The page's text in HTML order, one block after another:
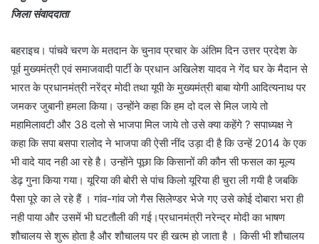
जिला संवाददाता
बहराइच। पांचवे चरण के मतदान के चुनाव प्रचार के अंतिम दिन उत्तर प्रदेश के
पूर्व मुख्यमंत्री एवं समाजवादी पार्टी के प्रधान अखिलेश यादव ने गेंद घर के मैदान से
भारत के प्रधानमंत्री नरेंद्र मोदी तथा यूपी के मुख्यमंत्री बाबा योगी आदित्यनाथ पर
जमकर जुबानी हमला किया। उन्होंने कहा कि हम दो दल से मिल जाये तो
महामिलावटी और 38 दलो से भाजपा मिल जाये तो उसे क्या कहेंगे ? सपाध्यक्ष ने
कहा कि सपा बसपा रालोद ने भाजपा की ऐसी नींद उड़ा दी है कि उन्हें 2014 के एक
भी वादे याद नही आ रहे है। उन्होंने पूछा कि किसानों की कौन सी फसल का मूल्य
डेढ़ गुना किया गया। यूरिया की बोरी से पांच किलो यूरिया ही चुरा ली गयी है जबकि
पैसा पूरे का ले रहे हैं । गांव-गांव जो गैस सिलेण्डर भेजे गए उसे कोई दोबारा भरा ही
नही पाया और उसमें भी घटतौली की गई।प्रधानमंत्री नरेन्द्र मोदी का भाषण
शौचालय से शुरू होता है और शौचालय पर ही खत्म हो जाता है । किसी भी शौचालय